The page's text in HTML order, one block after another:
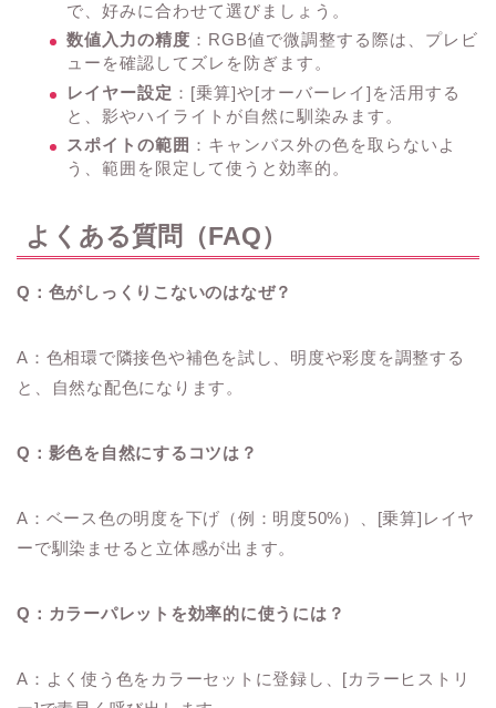
で、好みに合わせて選びましょう。
数値入力の精度 ：RGB値で微調整する際は、プレビ
ューを確認してズレを防ぎます。
レイヤー設定 ：[乗算]や[オーバーレイ]を活用する
と、影やハイライトが自然に馴染みます。
スポイトの範囲 ：キャンバス外の色を取らないよ
う、範囲を限定して使うと効率的。
よくある質問（FAQ）
Q：色がしっくりこないのはなぜ？
A：色相環で隣接色や補色を試し、明度や彩度を調整する
と、自然な配色になります。
Q：影色を自然にするコツは？
A：ベース色の明度を下げ（例：明度50%）、[乗算]レイヤ
ーで馴染ませると立体感が出ます。
Q：カラーパレットを効率的に使うには？
A：よく使う色をカラーセットに登録し、[カラーヒストリ